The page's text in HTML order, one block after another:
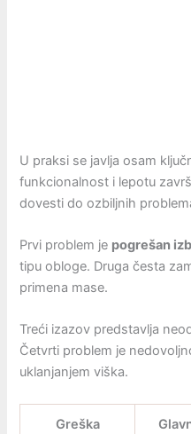
U praksi se javlja osam
funkcionalnost i lepotu
dovesti do ozbiljnih
Prvi problem je pogrešan
tipu obloge. Druga česta
primena mase.
Treći izazov predstavlja
Četvrti problem je
uklanjanjem viška.
Greška